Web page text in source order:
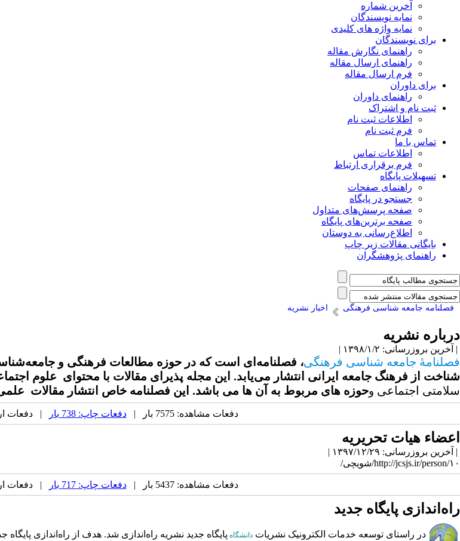
آخرین شماره
نمایه نویسندگان
نمایه واژه های کلیدی
برای نویسندگان
راهنمای نگارش مقاله
راهنمای ارسال مقاله
فرم ارسال مقاله
برای داوران
راهنمای داوران
ثبت نام و اشتراک
اطلاعات ثبت نام
فرم ثبت نام
تماس با ما
اطلاعات تماس
فرم برقراری ارتباط
تسهیلات پایگاه
راهنمای صفحات
جستجو در پایگاه
صفحه پرسش‌های متداول
صفحه برترین‌های پایگاه
اطلاع‌رسانی به دوستان
بایگانی مقالات زیر چاپ
راهنمای پژوهشگران
فصلنامه جامعه شناسی فرهنگی اخبار نشریه
درباره نشریه
| آخرین بروزرسانی: ۱۳۹۸/۱/۲ |
فصلنامۀ جامعه شناسی فرهنگی، فصلنامه‌ای است که در حوزه مطالعات فرهنگی و
شناخت از فرهنگ جامعه ایرانی انتشار می‌یابد. ا ین مجله پذیرای مقالات با محتوای علوم
سلامتی اجتماعی وحوزه های مربوط به آن ها می باشد. این فصلنامه خاص انتشار مقالات
دفعات مشاهده: 7575 بار | دفعات چاپ: 738 بار | دفعات
اعضاء هیات تحریریه
| آخرین بروزرسانی: ۱۳۹۷/۱۲/۲۹ |
http://jcsjs.ir/person/۱۰/شویچی/
دفعات مشاهده: 5437 بار | دفعات چاپ: 717 بار | دفعات
راه‌اندازی پایگاه جدید
در راستای توسعه خدمات الکترونیک نشریات دانشگاه پایگاه جدید نشریه راه‌اندازی شد. هدف از راه‌اندازی